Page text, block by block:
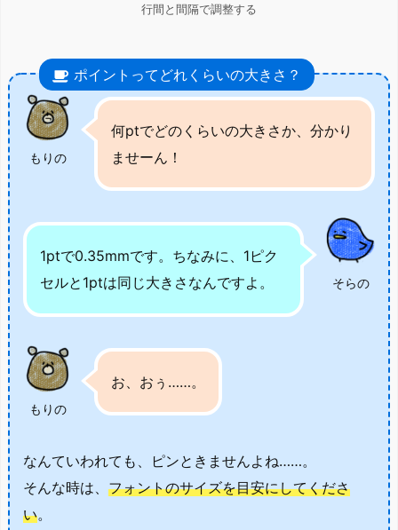
行間と間隔で調整する
ポイントってどれくらいの大きさ？
もりの
何ptでどのくらいの大きさか、分かり
ませーん！
そらの
1ptで0.35mmです。ちなみに、1ピク
セルと1ptは同じ大きさなんですよ。
もりの
お、おぅ……。
なんていわれても、ピンときませんよね……。
そんな時は、 フォントのサイズを目安にしてくださ
い。